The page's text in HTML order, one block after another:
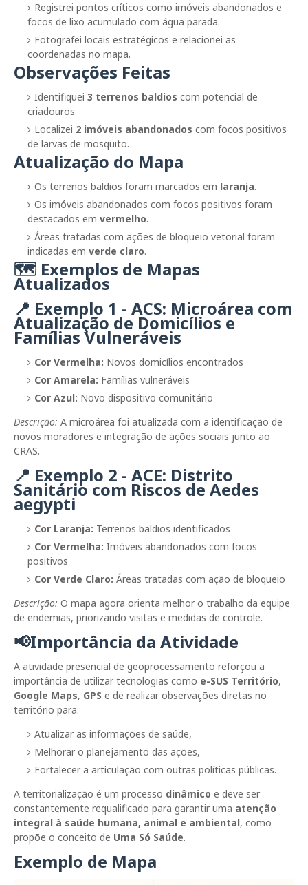
Registrei pontos críticos como imóveis abandonados e
focos de lixo acumulado com água parada.
Fotografei locais estratégicos e relacionei as
coordenadas no mapa.
Observações Feitas
Identifiquei 3 terrenos baldios com potencial de
criadouros.
Localizei 2 imóveis abandonados com focos positivos
de larvas de mosquito.
Atualização do Mapa
Os terrenos baldios foram marcados em laranja.
Os imóveis abandonados com focos positivos foram
destacados em vermelho.
Áreas tratadas com ações de bloqueio vetorial foram
indicadas em verde claro.
🗺️ Exemplos de Mapas
Atualizados
📍 Exemplo 1 - ACS: Microárea com
Atualização de Domicílios e
Famílias Vulneráveis
Cor Vermelha: Novos domicílios encontrados
Cor Amarela: Famílias vulneráveis
Cor Azul: Novo dispositivo comunitário
Descrição: A microárea foi atualizada com a identificação de
novos moradores e integração de ações sociais junto ao
CRAS.
📍 Exemplo 2 - ACE: Distrito
Sanitário com Riscos de Aedes
aegypti
Cor Laranja: Terrenos baldios identificados
Cor Vermelha: Imóveis abandonados com focos
positivos
Cor Verde Claro: Áreas tratadas com ação de bloqueio
Descrição: O mapa agora orienta melhor o trabalho da equipe
de endemias, priorizando visitas e medidas de controle.
📢Importância da Atividade
A atividade presencial de geoprocessamento reforçou a
importância de utilizar tecnologias como e-SUS Território,
Google Maps, GPS e de realizar observações diretas no
território para:
Atualizar as informações de saúde,
Melhorar o planejamento das ações,
Fortalecer a articulação com outras políticas públicas.
A territorialização é um processo dinâmico e deve ser
constantemente requalificado para garantir uma atenção
integral à saúde humana, animal e ambiental, como
propõe o conceito de Uma Só Saúde.
Exemplo de Mapa